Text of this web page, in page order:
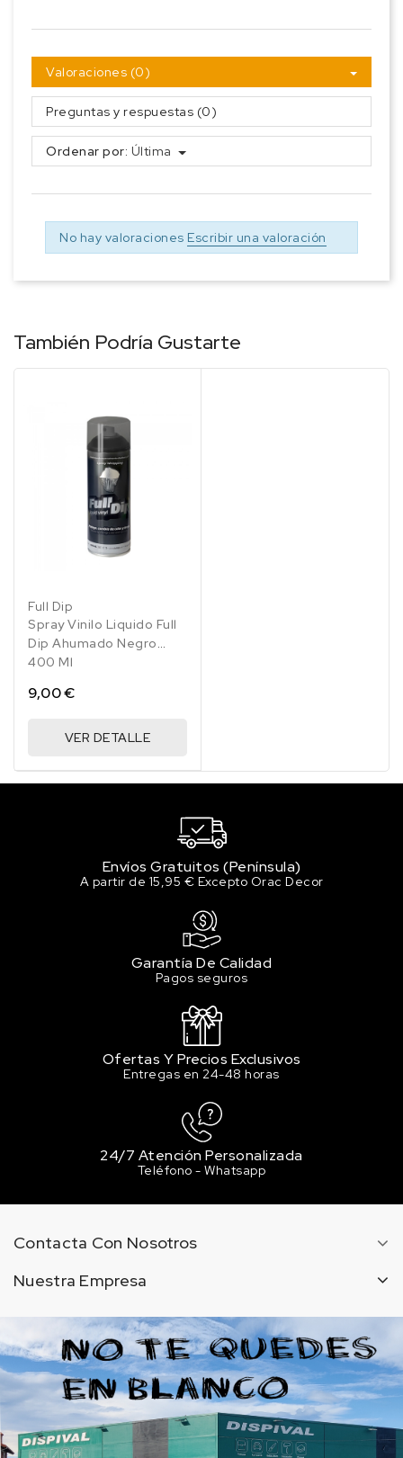
Valoraciones (0)
Preguntas y respuestas (0)
Ordenar por: Última
No hay valoraciones Escribir una valoración
También Podría Gustarte
Full Dip
Spray Vinilo Liquido Full
Dip Ahumado Negro
400 Ml
9,00 €
VER DETALLE
Envíos Gratuitos (Península)
A partir de 15,95 € Excepto Orac Decor
Garantía De Calidad
Pagos seguros
Ofertas Y Precios Exclusivos
Entregas en 24-48 horas
24/7 Atención Personalizada
Teléfono - Whatsapp
Contacta Con Nosotros
Nuestra Empresa